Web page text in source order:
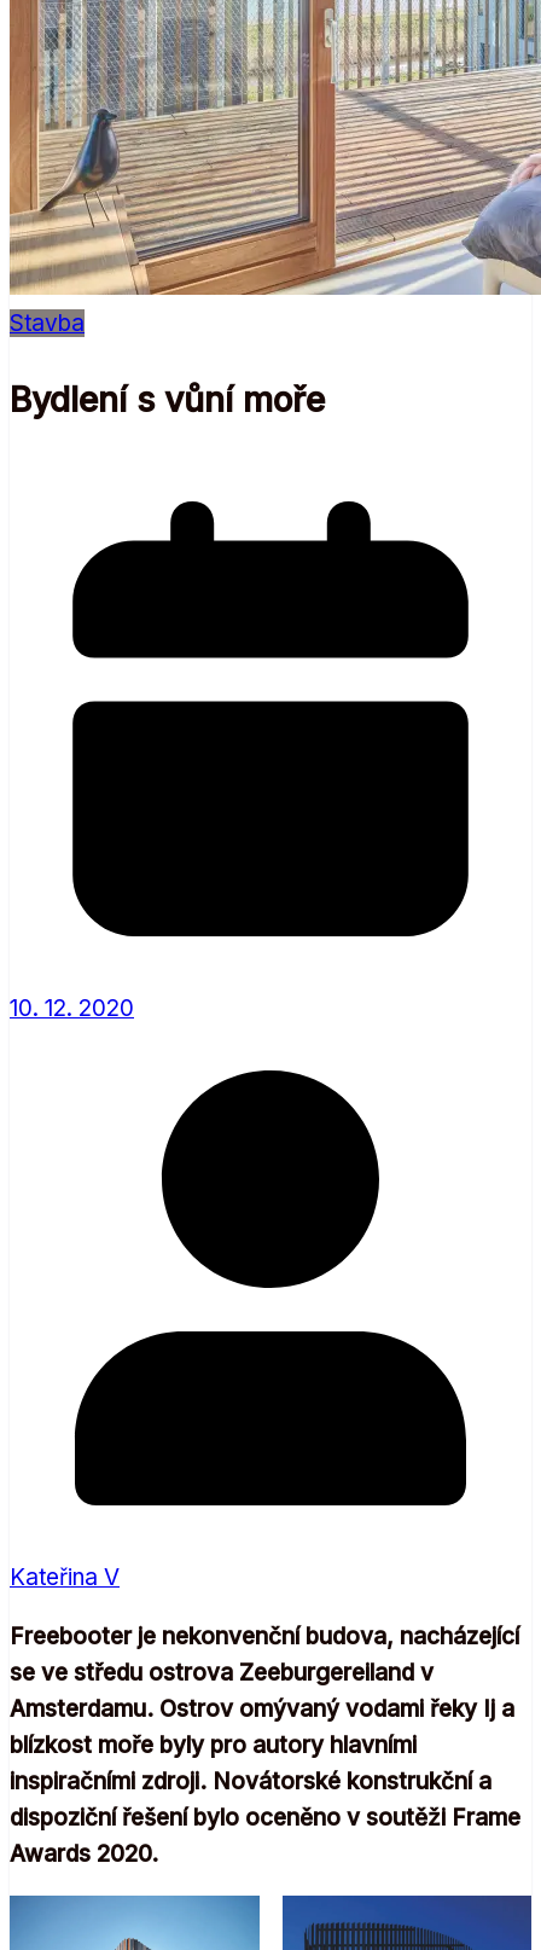
Stavba
Bydlení s vůní moře
10. 12. 2020
Kateřina V
Freebooter je nekonvenční budova, nacházející
se ve středu ostrova Zeeburgereiland v
Amsterdamu. Ostrov omývaný vodami řeky Ij a
blízkost moře byly pro autory hlavními
inspiračními zdroji. Novátorské konstrukční a
dispoziční řešení bylo oceněno v soutěži Frame
Awards 2020.